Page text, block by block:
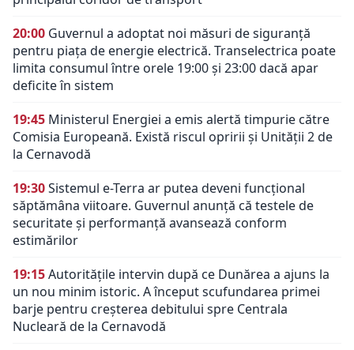
20:00 Guvernul a adoptat noi măsuri de siguranță
pentru piața de energie electrică. Transelectrica poate
limita consumul între orele 19:00 și 23:00 dacă apar
deficite în sistem
19:45 Ministerul Energiei a emis alertă timpurie către
Comisia Europeană. Există riscul opririi și Unității 2 de
la Cernavodă
19:30Sistemul e-Terra ar putea deveni funcțional
săptămâna viitoare. Guvernul anunță că testele de
securitate și performanță avansează conform
estimărilor
19:15Autoritățile intervin după ce Dunărea a ajuns la
un nou minim istoric. A început scufundarea primei
barje pentru creșterea debitului spre Centrala
Nucleară de la Cernavodă